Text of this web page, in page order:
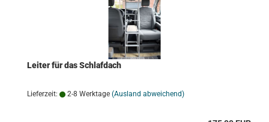
Leiter für das Schlafdach
Lieferzeit: 2-8 Werktage (Ausland abweichend)